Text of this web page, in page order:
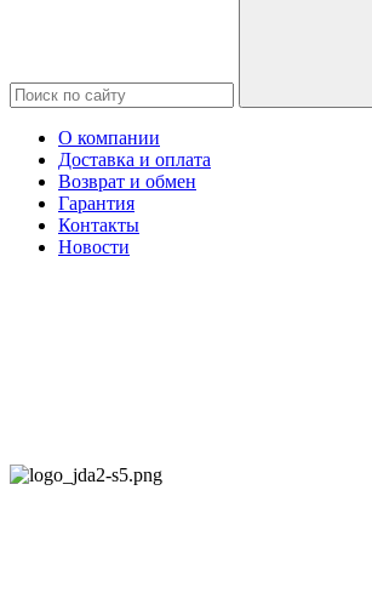
О компании
Доставка и оплата
Возврат и обмен
Гарантия
Контакты
Новости